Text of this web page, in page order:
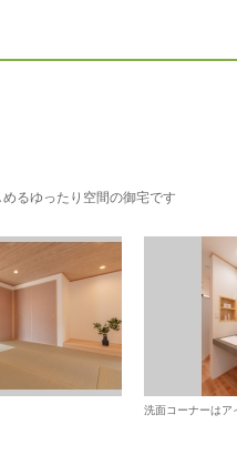
るゆったり空間の御宅です
洗面コーナーはア